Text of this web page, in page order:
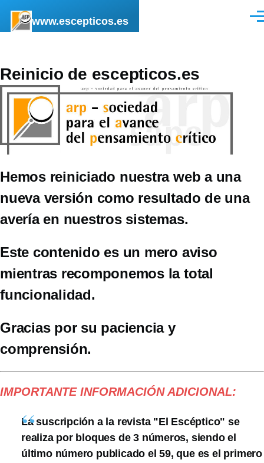
www.escepticos.es
Reinicio de escepticos.es
Hemos reiniciado nuestra web a una
nueva versión como resultado de una
avería en nuestros sistemas.
Este contenido es un mero aviso
mientras recomponemos la total
funcionalidad.
Gracias por su paciencia y
comprensión.
IMPORTANTE INFORMACIÓN ADICIONAL:
La suscripción a la revista "El Escéptico" se
realiza por bloques de 3 números, siendo el
último número publicado el 59, que es el primero